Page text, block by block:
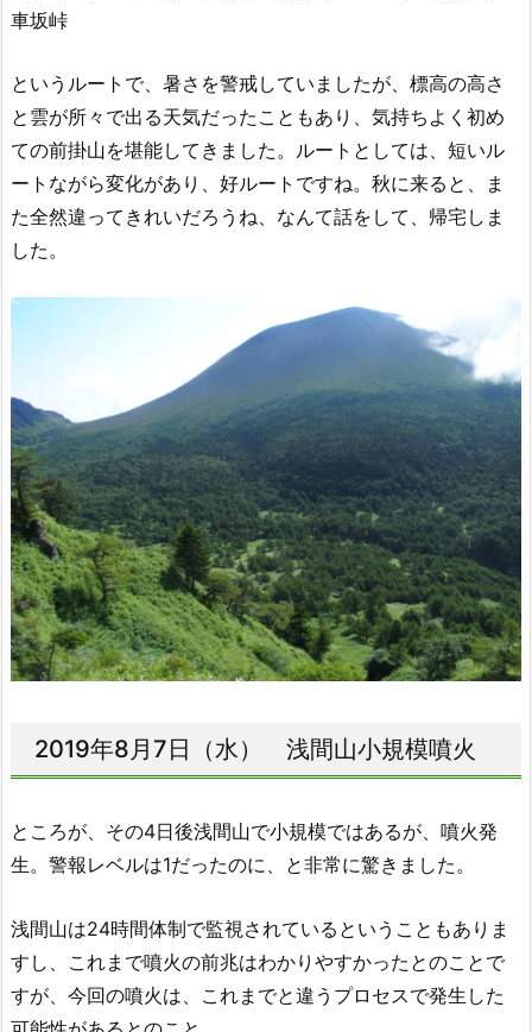
車坂峠
というルートで、暑さを警戒していましたが、標高の高さ
と雲が所々で出る天気だったこともあり、気持ちよく初め
ての前掛山を堪能してきました。ルートとしては、短いル
ートながら変化があり、好ルートですね。秋に来ると、ま
た全然違ってきれいだろうね、なんて話をして、帰宅しま
した。
2019年8月7日（水） 浅間山小規模噴火
ところが、その4日後浅間山で小規模ではあるが、噴火発
生。警報レベルは1だったのに、と非常に驚きました。
浅間山は24時間体制で監視されているということもありま
すし、これまで噴火の前兆はわかりやすかったとのことで
すが、今回の噴火は、これまでと違うプロセスで発生した